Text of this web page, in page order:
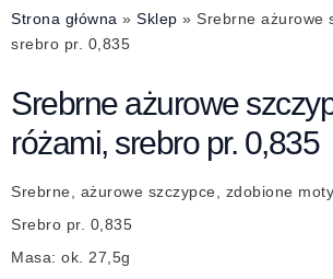
Strona główna » Sklep » Srebrne ażurowe
srebro pr. 0,835
Srebrne ażurowe
różami, srebro pr. 0,835
Srebrne, ażurowe szczypce, zdobione
Srebro pr. 0,835
Masa: ok. 27,5g